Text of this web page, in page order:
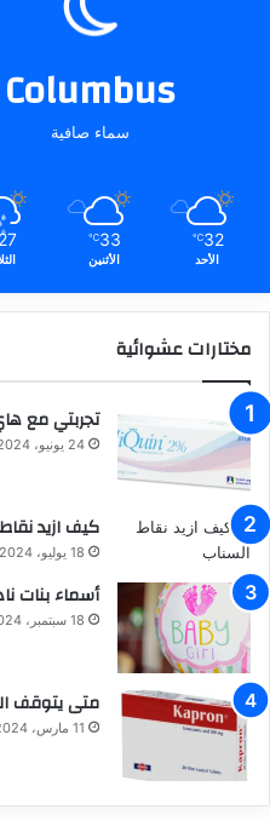
Columbus
سماء صافية
32
℃
الأحد
33
℃
الأثنين
مختارات عشوائية
تجربتي مع
24 يونيو، 2024
كيف ازيد
18 يوليو، 2024
أسماء بنات
18 سبتمبر، 2024
متى يتوقف
11 مارس، 2024